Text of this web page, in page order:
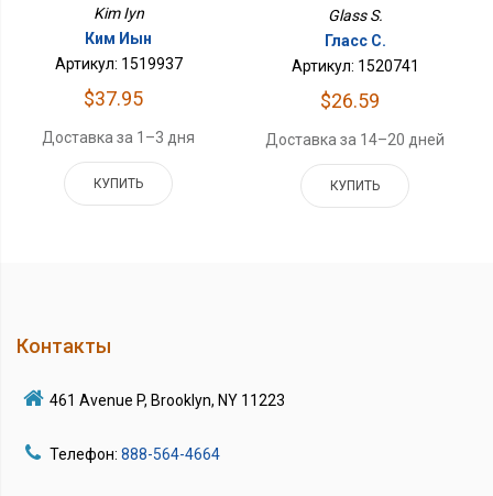
Kim Iyn
Ким Иын
Артикул: 1519937
$37.95
Доставка за 1–3 дня
КУПИТЬ
Glass S.
Гласс С.
Артикул: 1520741
$26.59
Доставка за 14–20 дней
КУПИТЬ
Контакты
461 Avenue P, Brooklyn, NY 11223
Телефон: 888-564-4664